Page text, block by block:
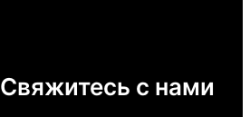
Свяжитесь с нами